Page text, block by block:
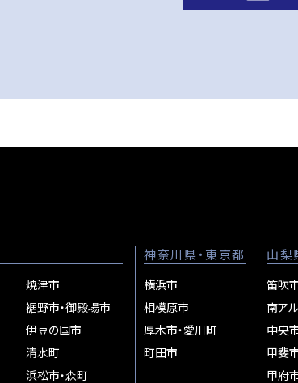
焼津市
裾野市・御殿場市
伊豆の国市
清水町
浜松市・森町
神奈川県・東京都
横浜市
相模原市
厚木市・愛川町
町田市
山梨
笛吹
南ア
中央
甲斐
甲府